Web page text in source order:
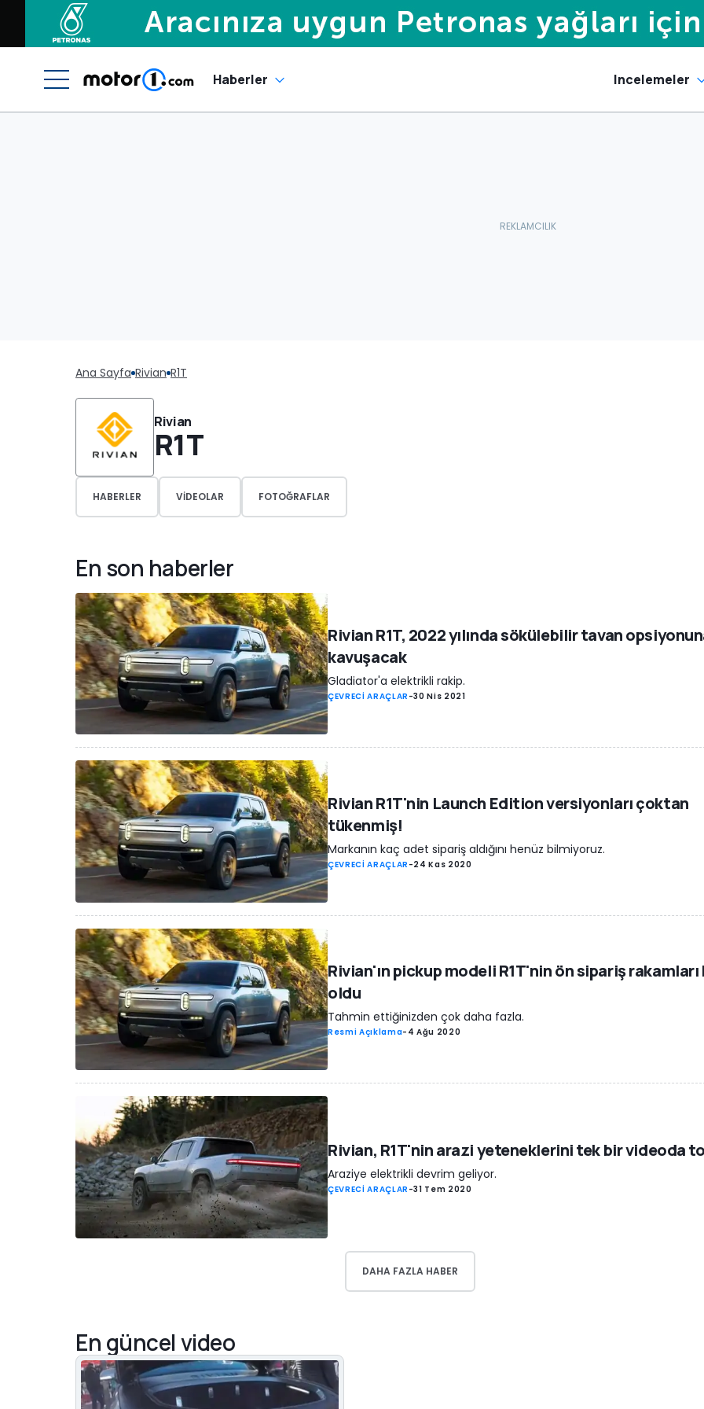
Haberler Incelemeler
Ana Sayfa Rivian R1T
Rivian
R1T
HABERLER VIDEOLAR FOTOĞRAFLAR
En son haberler
Rivian R1T, 2022 yılında sökülebilir tavan
kavuşacak
Gladiator'a elektrikli rakip.
ÇEVRECİ ARAÇLAR -30 Nis 2021
Rivian R1T'nin Launch Edition versiyonları çoktan
tükenmiş!
Markanın kaç adet sipariş aldığını henüz bilmiyoruz.
ÇEVRECİ ARAÇLAR -24 Kas 2020
Rivian'ın pickup modeli R1T'nin ön sipariş
oldu
Tahmin ettiğinizden çok daha fazla.
Resmi Açıklama- 4 Ağu 2020
Rivian, R1T'nin arazi yeteneklerini tek bir videoda
Araziye elektrikli devrim geliyor.
ÇEVRECİ ARAÇLAR -31 Tem 2020
DAHA FAZLA HABER
En güncel video